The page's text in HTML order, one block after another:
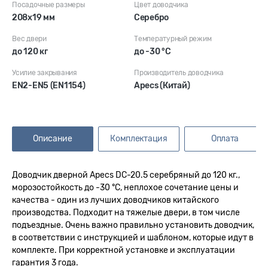
Посадочные размеры
208х19 мм
Цвет доводчика
Серебро
Вес двери
до 120 кг
Температурный режим
до -30 °С
Усилие закрывания
EN2-EN5 (EN1154)
Производитель доводчика
Apecs (Китай)
Описание Комплектация Оплата
Доводчик дверной Apecs DC-20.5 серебряный до 120 кг.,
морозостойкость до -30 °С, неплохое сочетание цены и
качества - один из лучших доводчиков китайского
производства. Подходит на тяжелые двери, в том числе
подъездные. Очень важно правильно установить доводчик,
в соответствии с инструкцией и шаблоном, которые идут в
комплекте. При корректной установке и эксплуатации
гарантия 3 года.